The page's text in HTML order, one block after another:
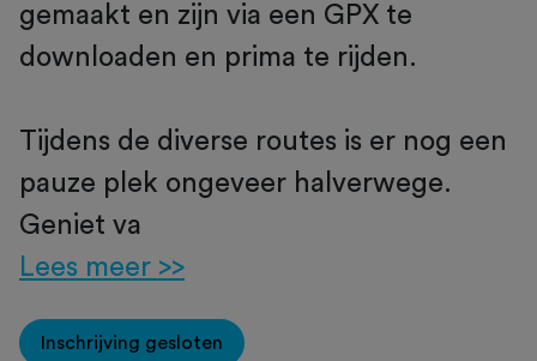
gemaakt en zijn via een GPX te
downloaden en prima te rijden.
Tijdens de diverse routes is er nog een
pauze plek ongeveer halverwege.
Geniet va
Lees meer >>
Inschrijving gesloten